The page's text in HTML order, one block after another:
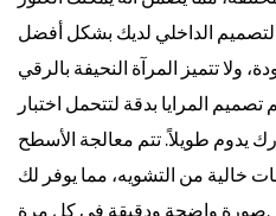
ولا تتميز المرآة النحيفة بالرقي
المرايا بدقة لتتحمل اختبار
يدوم طويلاً. تتم معالجة الأسطح
خالية من التشويه، مما يوفر لك
صورة واضحة ودقيقة في كل مرة.